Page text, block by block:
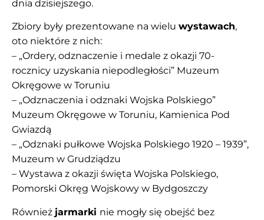
dnia dzisiejszego.
Zbiory były prezentowane na wielu wystawach,
oto niektóre z nich:
– „Ordery, odznaczenie i medale z okazji 70-
rocznicy uzyskania niepodległości” Muzeum
Okręgowe w Toruniu
– „Odznaczenia i odznaki Wojska Polskiego”
Muzeum Okręgowe w Toruniu, Kamienica Pod
Gwiazdą
– „Odznaki pułkowe Wojska Polskiego 1920 – 1939”,
Muzeum w Grudziądzu
– Wystawa z okazji święta Wojska Polskiego,
Pomorski Okręg Wojskowy w Bydgoszczy
Również jarmarki nie mogły się obejść bez